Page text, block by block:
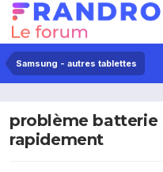
Samsung - autres tablettes
problème batterie
rapidement